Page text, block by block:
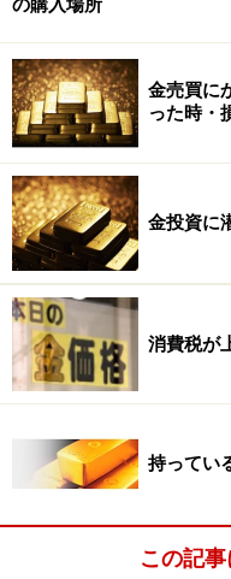
ここ数年、金価格が上
信用不安が理由の一つ
次のページでは、金地
どのようなものが挙げ
※記事内容は執筆時点のも
い。
本記事の内容は一般的な情
商品や投資行動を推奨する
投資や資産運用に関する
行ってください。
掲載情報の正確性・完全
が、その内容を保証するも
などについて当社は一切の
の購入場所
金売買に
った時・
金投資に
消費税が
持ってい
この記